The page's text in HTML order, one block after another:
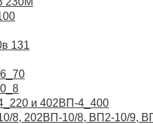
131
и 402ВП-4_400
8, 202ВП-10/8, ВП2-10/9,